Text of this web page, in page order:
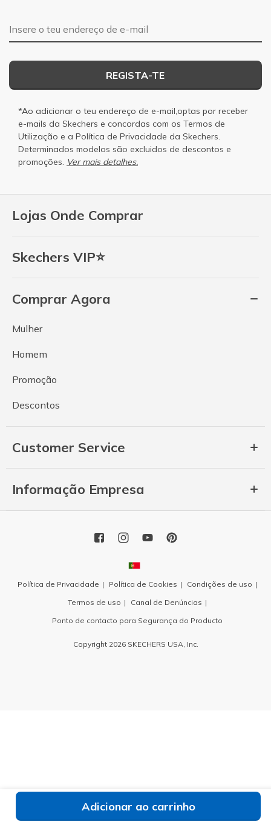
Adicionar ao carrinho
Lojas Onde Comprar
Skechers VIP⭐
Comprar Agora
Mulher
Homem
Promoção
Descontos
Customer Service
Informação Empresa
Endereço de e-mail
REGISTA-TE
*Ao adicionar o teu endereço de e-mail,optas por receber
e-mails da Skechers e concordas com os Termos de
Utilização e a Política de Privacidade da Skechers.
Determinados modelos são excluidos de descontos e
promoções. Ver mais detalhes.
Política de Privacidade Política de Cookies
Condições de uso
Termos de uso
Canal de Denúncias
Ponto de contacto para Segurança do Producto
Copyright 2026 SKECHERS USA, Inc.